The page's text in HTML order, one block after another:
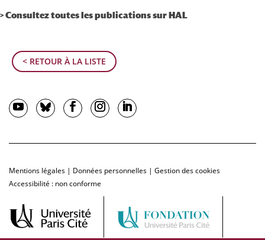
< RETOUR À LA LISTE
> Consultez toutes les publications sur HAL
Mentions légales | Données personnelles | Gestion des cookies
Accessibilité : non conforme